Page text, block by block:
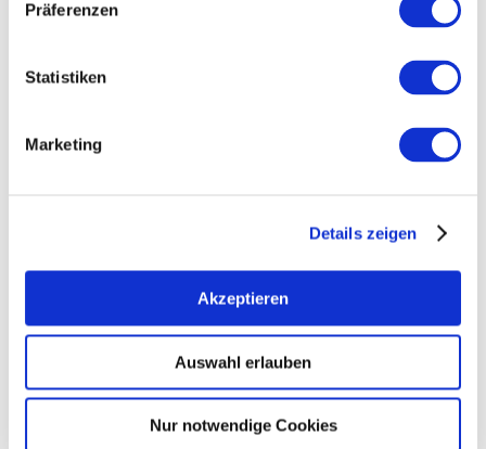
Präferenzen
Statistiken
Marketing
Details zeigen
Akzeptieren
Auswahl erlauben
Nur notwendige Cookies
Öffnungszeiten Allgemein Veranstaltungen
Kontakt Weitere Infos & Downloads